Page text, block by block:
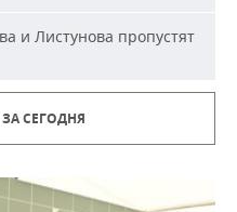
и Листунова пропустят
СЕГОДНЯ